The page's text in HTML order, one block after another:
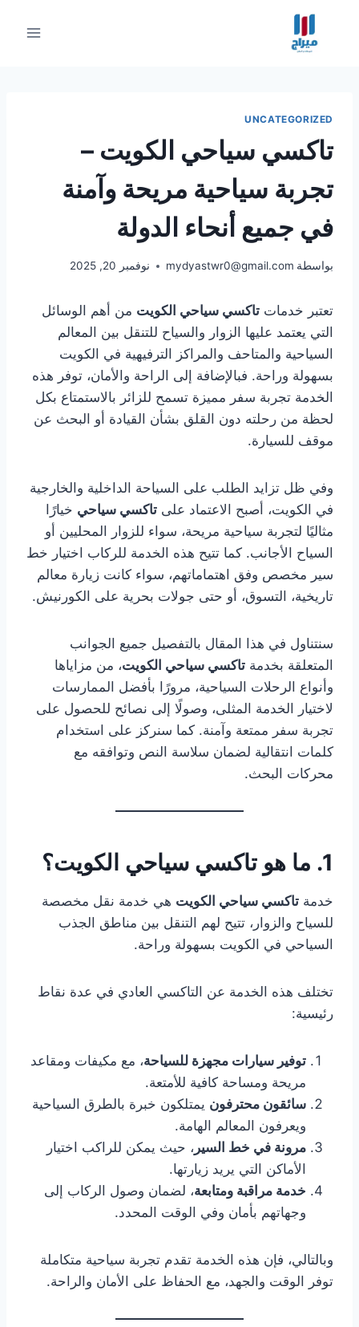
UNCATEGORIZED
تاكسي سياحي الكويت –
تجربة سياحية مريحة وآمنة
في جميع أنحاء الدولة
بواسطة mydyastwr0@gmail.com نوفمبر 20, 2025
تعتبر خدمات تاكسي سياحي الكويت من أهم الوسائل
التي يعتمد عليها الزوار والسياح للتنقل بين المعالم
السياحية والمتاحف والمراكز الترفيهية في الكويت
بسهولة وراحة. فبالإضافة إلى الراحة والأمان، توفر هذه
الخدمة تجربة سفر مميزة تسمح للزائر بالاستمتاع بكل
لحظة من رحلته دون القلق بشأن القيادة أو البحث عن
موقف للسيارة.
وفي ظل تزايد الطلب على السياحة الداخلية والخارجية
في الكويت، أصبح الاعتماد على تاكسي سياحي خيارًا
مثاليًا لتجربة سياحية مريحة، سواء للزوار المحليين أو
السياح الأجانب. كما تتيح هذه الخدمة للركاب اختيار خط
سير مخصص وفق اهتماماتهم، سواء كانت زيارة معالم
تاريخية، التسوق، أو حتى جولات بحرية على الكورنيش.
سنتناول في هذا المقال بالتفصيل جميع الجوانب
المتعلقة بخدمة تاكسي سياحي الكويت، من مزاياها
وأنواع الرحلات السياحية، مرورًا بأفضل الممارسات
لاختيار الخدمة المثلى، وصولًا إلى نصائح للحصول على
تجربة سفر ممتعة وآمنة. كما سنركز على استخدام
كلمات انتقالية لضمان سلاسة النص وتوافقه مع
محركات البحث.
1. ما هو تاكسي سياحي الكويت؟
خدمة تاكسي سياحي الكويت هي خدمة نقل مخصصة
للسياح والزوار، تتيح لهم التنقل بين مناطق الجذب
السياحي في الكويت بسهولة وراحة.
تختلف هذه الخدمة عن التاكسي العادي في عدة نقاط
رئيسية:
توفير سيارات مجهزة للسياحة، مع مكيفات ومقاعد
مريحة ومساحة كافية للأمتعة.
سائقون محترفون يمتلكون خبرة بالطرق السياحية
ويعرفون المعالم الهامة.
مرونة في خط السير ، حيث يمكن للراكب اختيار
الأماكن التي يريد زيارتها.
خدمة مراقبة ومتابعة، لضمان وصول الركاب إلى
وجهاتهم بأمان وفي الوقت المحدد.
وبالتالي، فإن هذه الخدمة تقدم تجربة سياحية متكاملة
توفر الوقت والجهد، مع الحفاظ على الأمان والراحة.